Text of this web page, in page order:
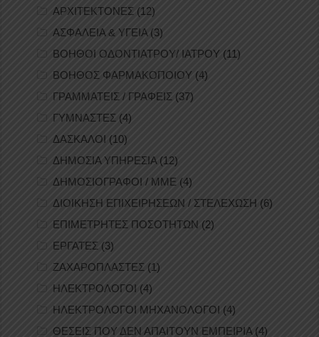
ΑΡΧΙΤΕΚΤΟΝΕΣ (12)
ΑΣΦΑΛΕΙΑ & ΥΓΕΙΑ (3)
ΒΟΗΘΟΙ ΟΔΟΝΤΙΑΤΡΟΥ/ ΙΑΤΡΟΥ (11)
ΒΟΗΘΟΣ ΦΑΡΜΑΚΟΠΟΙΟΥ (4)
ΓΡΑΜΜΑΤΕΙΣ / ΓΡΑΦΕΙΣ (37)
ΓΥΜΝΑΣΤΕΣ (4)
ΔΑΣΚΑΛΟΙ (10)
ΔΗΜΟΣΙΑ ΥΠΗΡΕΣΙΑ(12)
ΔΗΜΟΣΙΟΓΡΑΦΟΙ / ΜΜΕ (4)
ΔΙΟΙΚΗΣΗ ΕΠΙΧΕΙΡΗΣΕΩΝ / ΣΤΕΛΕΧΩΣΗ (6)
ΕΠΙΜΕΤΡΗΤΕΣ ΠΟΣΟΤΗΤΩΝ (2)
ΕΡΓΑΤΕΣ (3)
ΖΑΧΑΡΟΠΛΑΣΤΕΣ (1)
ΗΛΕΚΤΡΟΛΟΓΟΙ (4)
ΗΛΕΚΤΡΟΛΟΓΟΙ ΜΗΧΑΝΟΛΟΓΟΙ (4)
ΘΕΣΕΙΣ ΠΟΥ ΔΕΝ ΑΠΑΙΤΟΥΝ ΕΜΠΕΙΡΙΑ(4)